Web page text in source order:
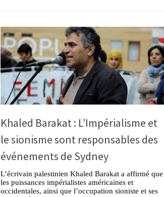
Khaled Barakat : L’Impérialisme et
le sionisme sont responsables des
événements de Sydney
L’écrivain palestinien Khaled Barakat a affirmé que
les puissances impérialistes américaines et
occidentales, ainsi que l’occupation sioniste et ses